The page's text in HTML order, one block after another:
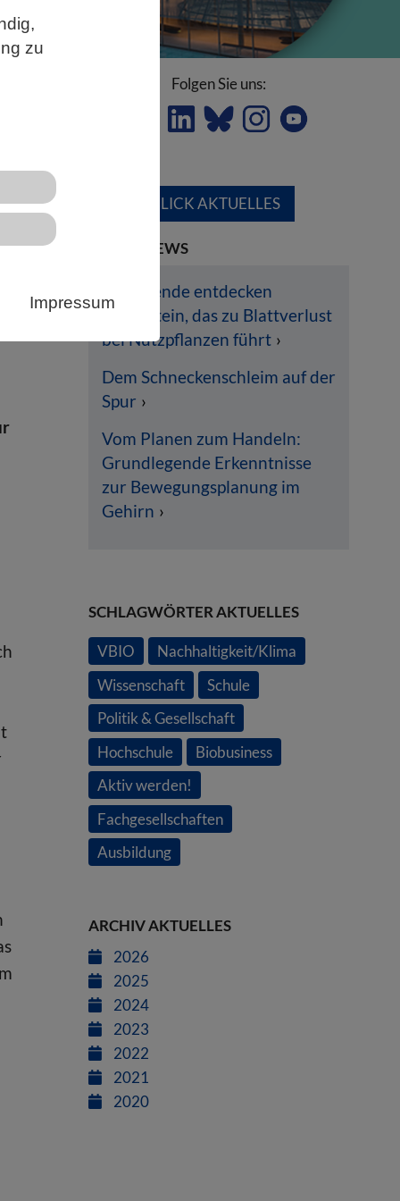
zu
Impressum
Folgen Sie uns:
ÜBERBLICK AKTUELLES
LETZTE NEWS
Forschende entdecken
Pilzprotein, das zu Blattverlust
bei Nutzpflanzen führt
Dem Schneckenschleim auf der
Spur
Vom Planen zum Handeln:
Grundlegende Erkenntnisse
zur Bewegungsplanung im
Gehirn
SCHLAGWÖRTER AKTUELLES
VBIO
Nachhaltigkeit/Klima
Wissenschaft
Schule
Politik & Gesellschaft
Hochschule
Biobusiness
Aktiv werden!
Fachgesellschaften
Ausbildung
ARCHIV AKTUELLES
2026
2025
2024
2023
2022
2021
2020